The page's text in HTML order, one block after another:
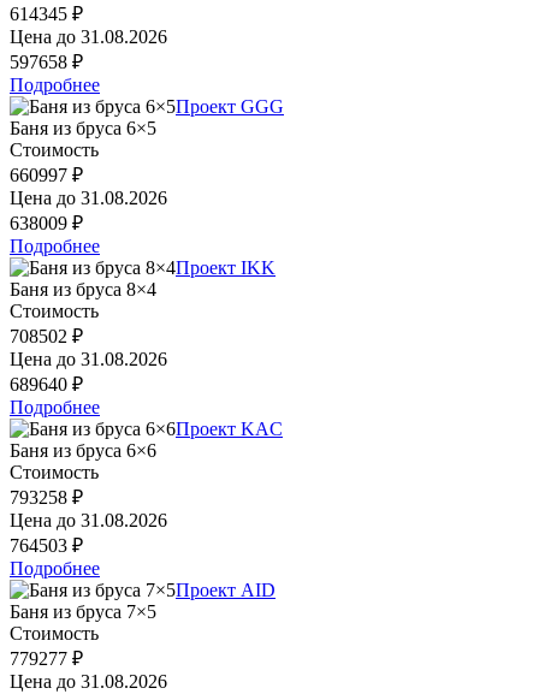
614345 ₽
Цена до 31.08.2026
597658 ₽
Подробнее
Проект GGG
Баня из бруса 6×5
Стоимость
660997 ₽
Цена до 31.08.2026
638009 ₽
Подробнее
Проект IKK
Баня из бруса 8×4
Стоимость
708502 ₽
Цена до 31.08.2026
689640 ₽
Подробнее
Проект KAC
Баня из бруса 6×6
Стоимость
793258 ₽
Цена до 31.08.2026
764503 ₽
Подробнее
Проект AID
Баня из бруса 7×5
Стоимость
779277 ₽
Цена до 31.08.2026